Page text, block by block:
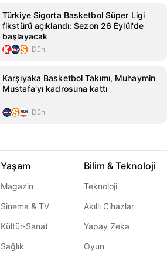
Türkiye Sigorta Basketbol Süper Ligi
fikstürü açıklandı: Sezon 26 Eylül'de
başlayacak
Dün
Karşıyaka Basketbol Takımı, Muhaymin
Mustafa'yı kadrosuna kattı
Dün
Yaşam
Magazin
Sinema & TV
Kültür-Sanat
Sağlık
Bilim & Teknoloji
Teknoloji
Akıllı Cihazlar
Yapay Zeka
Oyun